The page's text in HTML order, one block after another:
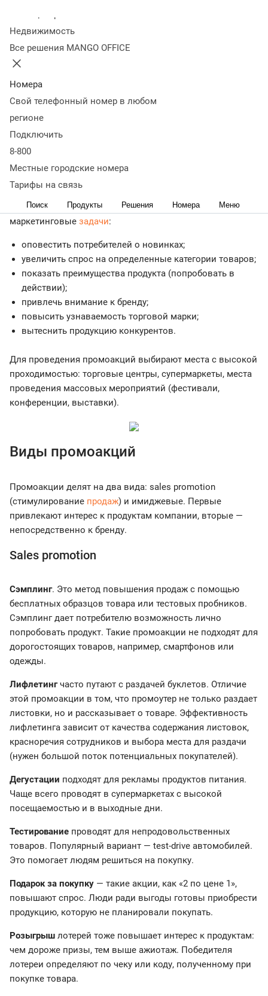
Недвижимость
Все решения MANGO OFFICE
Номера
Свой телефонный номер в любом
регионе
Подключить
8-800
Местные городские номера
Тарифы на связь
Поиск Продукты Решения Номера Меню
проводить промоакции
Что такое промоакции и для чего
они нужны
информационные — знакомят покупателя с
характеристиками продукта, стимулирующие — дают
бонус за покупку товара, например, бесплатный пробник
или скидку на следующую покупку.
С помощью промоакций можно решить следующие
маркетинговые задачи:
оповестить потребителей о новинках;
увеличить спрос на определенные категории товаров;
показать преимущества продукта (попробовать в
действии);
привлечь внимание к бренду;
повысить узнаваемость торговой марки;
вытеснить продукцию конкурентов.
Для проведения промоакций выбирают места с высокой
проходимостью: торговые центры, супермаркеты, места
проведения массовых мероприятий (фестивали,
конференции, выставки).
Виды промоакций
Промоакции делят на два вида: sales promotion
(стимулирование продаж) и имиджевые. Первые
привлекают интерес к продуктам компании, вторые —
непосредственно к бренду.
Sales promotion
Сэмплинг. Это метод повышения продаж с помощью
бесплатных образцов товара или тестовых пробников.
Сэмплинг дает потребителю возможность лично
попробовать продукт. Такие промоакции не подходят для
дорогостоящих товаров, например, смартфонов или
одежды.
Лифлетингчасто путают с раздачей буклетов. Отличие
этой промоакции в том, что промоутер не только раздает
листовки, но и рассказывает о товаре. Эффективность
лифлетинга зависит от качества содержания листовок,
красноречия сотрудников и выбора места для раздачи
(нужен большой поток потенциальных покупателей).
Дегустации подходят для рекламы продуктов питания.
Чаще всего проводят в супермаркетах с высокой
посещаемостью и в выходные дни.
Тестирование проводят для непродовольственных
товаров. Популярный вариант — test-drive автомобилей.
Это помогает людям решиться на покупку.
Подарок за покупку — такие акции, как «2 по цене 1»,
повышают спрос. Люди ради выгоды готовы приобрести
продукцию, которую не планировали покупать.
Розыгрыш лотерей тоже повышает интерес к продуктам:
чем дороже призы, тем выше ажиотаж. Победителя
лотереи определяют по чеку или коду, полученному при
покупке товара.